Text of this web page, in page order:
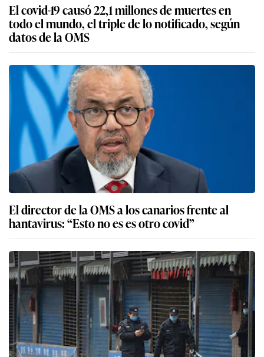
El covid-19 causó 22,1 millones de muertes en
todo el mundo, el triple de lo notificado, según
datos de la OMS
El director de la OMS a los canarios frente al
hantavirus: “Esto no es es otro covid”